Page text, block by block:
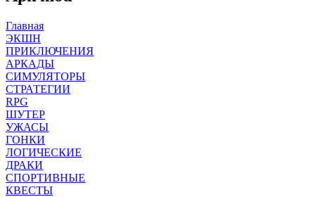
Главная
ЭКШН
ПРИКЛЮЧЕНИЯ
АРКАДЫ
СИМУЛЯТОРЫ
СТРАТЕГИИ
RPG
ШУТЕР
УЖАСЫ
ГОНКИ
ЛОГИЧЕСКИЕ
ДРАКИ
СПОРТИВНЫЕ
КВЕСТЫ